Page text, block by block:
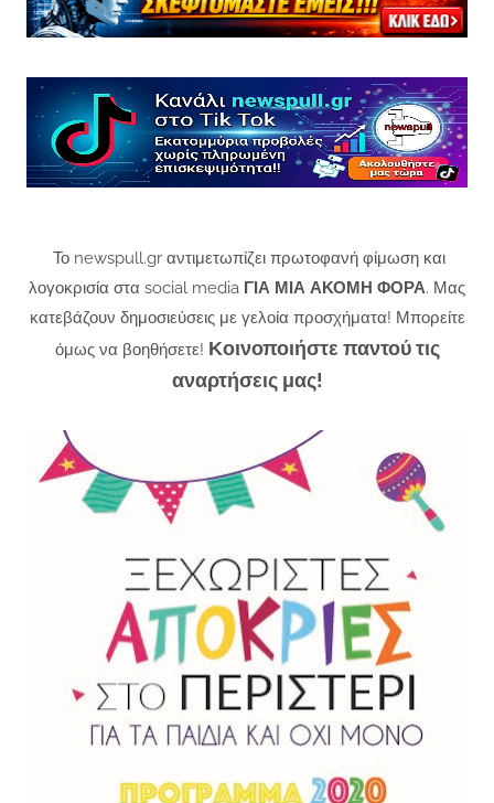
Το newspull.gr αντιμετωπίζει πρωτοφανή φίμωση και
λογοκρισία στα social media ΓΙΑ ΜΙΑ ΑΚΟΜΗ ΦΟΡΑ. Μας
κατεβάζουν δημοσιεύσεις με γελοία προσχήματα! Μπορείτε
όμως να βοηθήσετε! Κοινοποιήστε παντού τις
αναρτήσεις μας!